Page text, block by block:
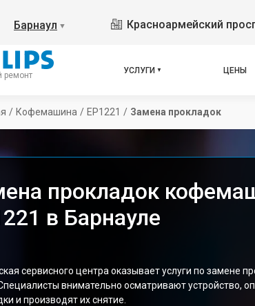
Барнаул ▼ Красноармейский
ремонт
УСЛУГИ ЦЕНЫ
/ Кофемашина / EP1221 / Замена прокладок
прокладок
в Барнауле
сервисного центра оказывает услуги по замене
внимательно осматривают устройство,
и производят их снятие.